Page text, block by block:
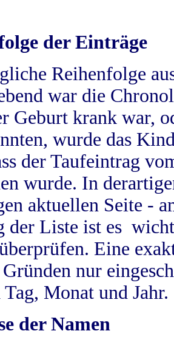
der Einträge
Reihenfolge
war die
Geburt krank war,
wurde das
der Taufeintrag
wurde. In
aktuellen Seite -
der Liste ist es
Eine
nur
Monat und Jahr.
der Namen